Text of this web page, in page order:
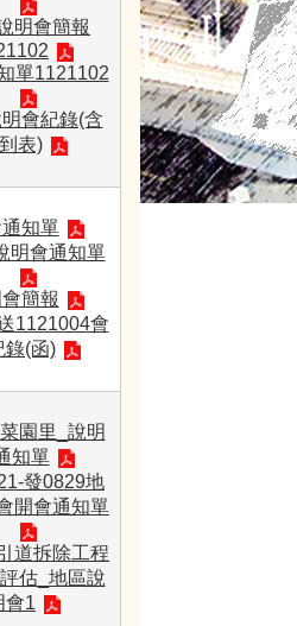
明會簡報
單1121102
會紀錄(含
表)
知單
明會通知單
簡報
1121004會
錄(函)
園里_說明
知單
發0829地
開會通知單
道拆除工程
估_地區說
會1